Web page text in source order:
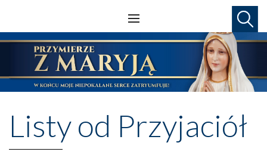
Listy od Przyjaciół